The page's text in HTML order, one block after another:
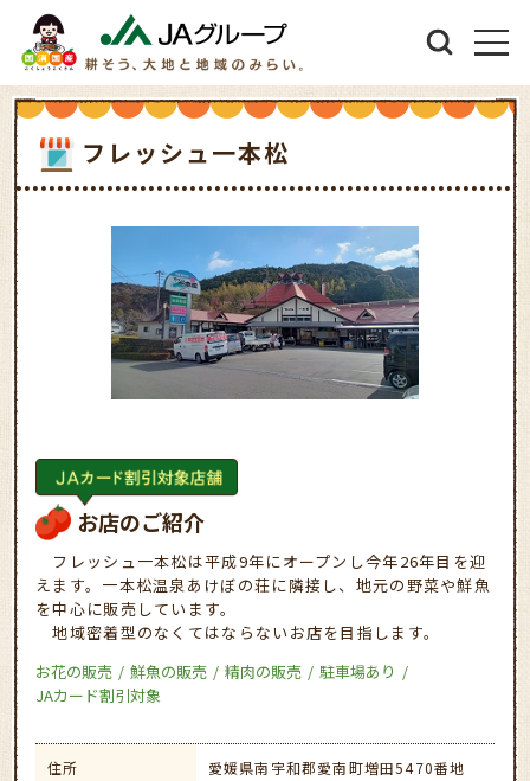
フレッシュ一本松
お店のご紹介
フレッシュ一本松は平成9年にオープンし今年26年目を迎
えます。一本松温泉あけぼの荘に隣接し、地元の野菜や鮮魚
を中心に販売しています。
地域密着型のなくてはならないお店を目指します。
お花の販売
鮮魚の販売 精肉の販売
駐車場あり
JAカード割引対象
住所 愛媛県南宇和郡愛南町増田5470番地